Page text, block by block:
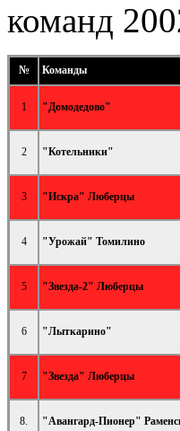
команд
№ Команды
1 "Домодедово"
2 "Котельники"
3 "Искра" Люберцы
4 "Урожай" Томилино
5 "Звезда-2" Люберцы
6 "Лыткарино"
7 "Звезда" Люберцы
8. "Авангард-Пионер"